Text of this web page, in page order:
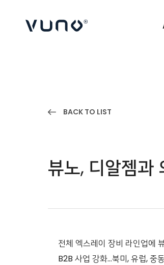
(주) 뷰노
BACK TO LIST
뷰노, 디알젬과
전체 엑스레이 장비 라인업에
B2B 사업 강화…북미, 유럽, 중